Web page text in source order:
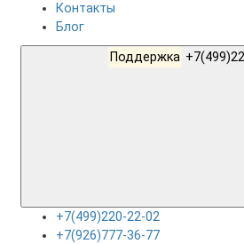
Контакты
Блог
Поддержка
+7(499)220-22-02
+7(926)777-36-77